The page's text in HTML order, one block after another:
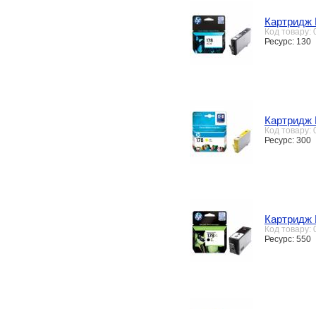
Картридж
Код товару:
Ресурс: 130
Картридж
Код товару:
Ресурс: 300
Картридж
Код товару:
Ресурс: 550